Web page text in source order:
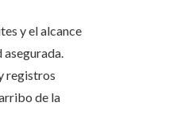
y el alcance
registros
de la